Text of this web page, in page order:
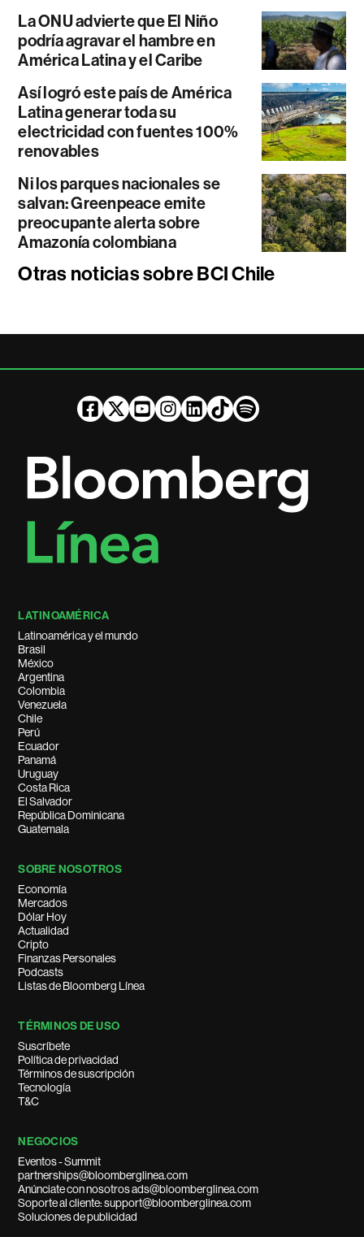
La ONU advierte que El Niño
podría agravar el hambre en
América Latina y el Caribe
Así logró este país de América
Latina generar toda su
electricidad con fuentes 100%
renovables
Ni los parques nacionales se
salvan: Greenpeace emite
preocupante alerta sobre
Amazonía colombiana
Otras noticias sobre BCI Chile
LATINOAMÉRICA
Latinoamérica y el mundo
Brasil
México
Argentina
Colombia
Venezuela
Chile
Perú
Ecuador
Panamá
Uruguay
Costa Rica
El Salvador
República Dominicana
Guatemala
SOBRE NOSOTROS
Economía
Mercados
Dólar Hoy
Actualidad
Cripto
Finanzas Personales
Podcasts
Listas de Bloomberg Línea
TÉRMINOS DE USO
Suscríbete
Política de privacidad
Términos de suscripción
Tecnología
T&C
NEGOCIOS
Eventos - Summit
partnerships@bloomberglinea.com
Anúnciate con nosotros ads@bloomberglinea.com
Soporte al cliente: support@bloomberglinea.com
Soluciones de publicidad